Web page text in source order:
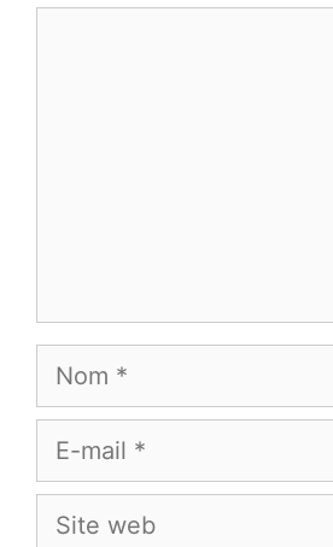
Nom
E-
Site